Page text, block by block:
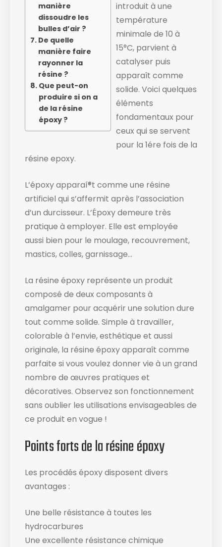
manière
dissoudre les
bulles d’air ?
De quelle
manière faire
rayonner la
résine ?
Que peut-on
produire si on a
de la résine
époxy ?
introduit à une
température
minimale de 10 à
15°C, parvient à
catalyser puis
apparaît comme
solide. ​Voici quelques
éléments
fondamentaux pour
ceux qui se servent
pour la 1ére fois de la
résine epoxy.
L’époxy apparaí®t comme une résine
artificiel qui s’affermit après l’association
d’un durcisseur. L’Époxy demeure très
pratique à employer. Elle est employée
aussi bien pour le moulage, recouvrement,
mastics, colles, garnissage…
La résine époxy représente un produit
composé de deux composants à
amalgamer pour acquérir une solution dure
tout comme solide. Simple à travailler,
colorable à l’envie, esthétique et aussi
originale, la résine époxy apparaît comme
parfaite si vous voulez donner vie à un grand
nombre de œuvres pratiques et
décoratives. Observez son fonctionnement
sans oublier les utilisations envisageables de
ce produit en vogue !
Points forts de la résine époxy
Les procédés époxy disposent divers
avantages :
Une belle résistance à toutes les
hydrocarbures
Une excellente résistance chimique